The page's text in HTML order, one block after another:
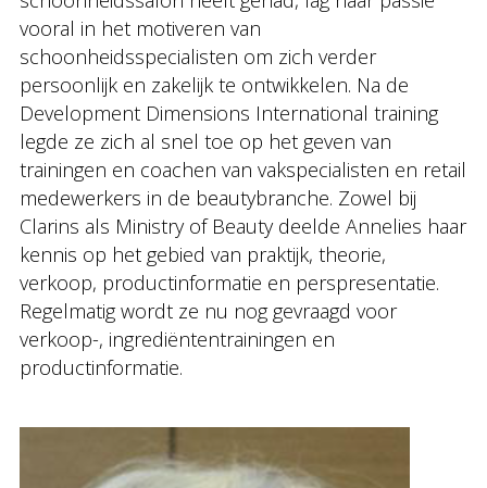
vooral in het motiveren van
schoonheidsspecialisten om zich verder
persoonlijk en zakelijk te ontwikkelen. Na de
Development Dimensions International training
legde ze zich al snel toe op het geven van
trainingen en coachen van vakspecialisten en retail
medewerkers in de beautybranche. Zowel bij
Clarins als Ministry of Beauty deelde Annelies haar
kennis op het gebied van praktijk, theorie,
verkoop, productinformatie en perspresentatie.
Regelmatig wordt ze nu nog gevraagd voor
verkoop-, ingrediëntentrainingen en
productinformatie.